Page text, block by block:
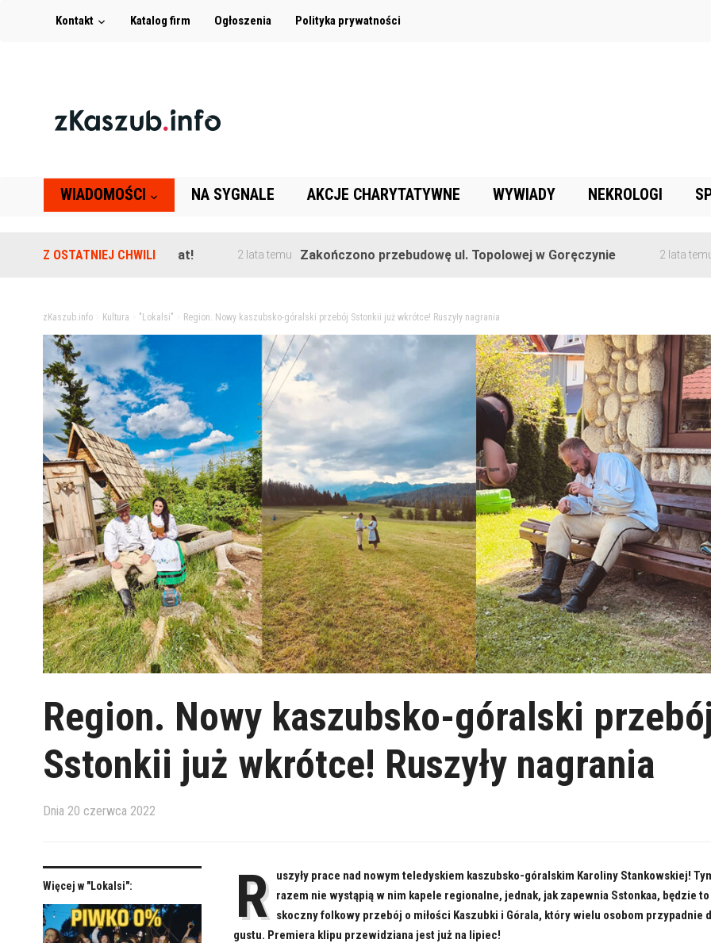
Kontakt Katalog firm Ogłoszenia Polityka prywatności
WIADOMOŚCI NA SYGNALE AKCJE CHARYTATYWNE WYWIADY NEKROLOGI
Z OSTATNIEJ CHWILI 2 lata temu Zakończono przebudowę ul. Topolowej w Goręczynie 2 lata temu Na terenie
zKaszub.info> Kultura "Lokalsi" Region. Nowy kaszubsko-góralski przebój Sstonkii już wkrótce! Ruszyły nagrania
Region. Nowy kaszubsko-góralski
Sstonkii już wkrótce! Ruszyły nagrania
Dnia 20 czerwca 2022
Więcej w "Lokalsi": R
uszyły prace nad nowym teledyskiem kaszubsko-góralskim Karoliny Stankowskiej!
razem nie wystąpią w nim kapele regionalne, jednak, jak zapewnia Sstonkaa, będzie to
skoczny folkowy przebój o miłości Kaszubki i Górala, który wielu osobom przypadnie
gustu. Premiera klipu przewidziana jest już na lipiec!